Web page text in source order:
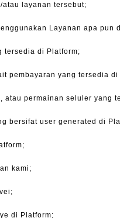
layanan tersebut;
Layanan apa
tersedia di Platform;
pembayaran yang tersedia
permainan seluler yang
bersifat user generated di
kami;
di Platform;